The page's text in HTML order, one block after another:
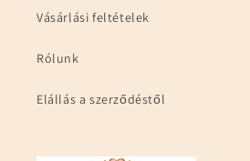
Vásárlási feltételek
Rólunk
Elállás a szerződéstől